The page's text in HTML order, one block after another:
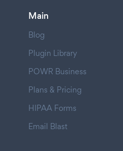
Main
Blog
Plugin Library
POWR Business
Plans & Pricing
HIPAA Forms
Email Blast